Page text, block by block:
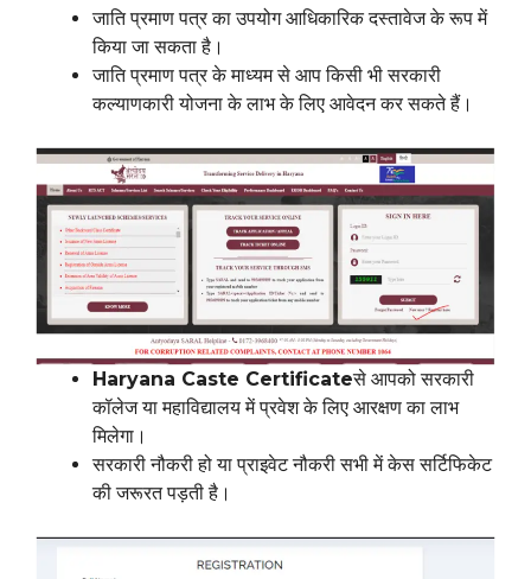
जाति प्रमाण पत्र का उपयोग आधिकारिक दस्तावेज के रूप में
किया जा सकता है।
जाति प्रमाण पत्र के माध्यम से आप किसी भी सरकारी
कल्याणकारी योजना के लाभ के लिए आवेदन कर सकते हैं।
Haryana Caste Certificateसे आपको सरकारी
कॉलेज या महाविद्यालय में प्रवेश के लिए आरक्षण का लाभ
मिलेगा।
सरकारी नौकरी हो या प्राइवेट नौकरी सभी में केस सर्टिफिकेट
की जरूरत पड़ती है।